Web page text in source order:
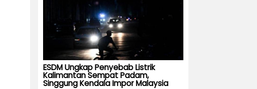
ESDM Ungkap Penyebab Listrik
Kalimantan Sempat Padam,
Singgung Kendala Impor Malaysia